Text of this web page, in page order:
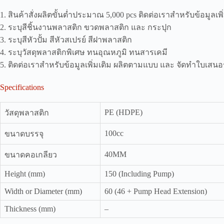
1. สินค้าสั่งผลิตขั้นต่ำประมาณ 5,000 pcs ติดต่อเราสำหรับข้อมูลเ
2. ระบุสีชิ้นงานพลาสติก ขวดพลาสติก และ กระปุก
3. ระบุสีหัวปั้ม สีหัวสเปรย์ สีฝาพลาสติก
4. ระบุวัสดุพลาสติกพิเศษ ทนอุณหภูมิ ทนสารเคมี
5. ติดต่อเราสำหรับข้อมูลเพิ่มเติม ผลิตตามแบบ และ จัดทำใบเสน
Specifications
วัสดุพลาสติก PE (HDPE)
ขนาดบรรจุ 100cc
ขนาดคอเกลียว 40MM
Height (mm) 150 (Including Pump)
Width or Diameter (mm) 60 (46 + Pump Head Extension)
Thickness (mm) –